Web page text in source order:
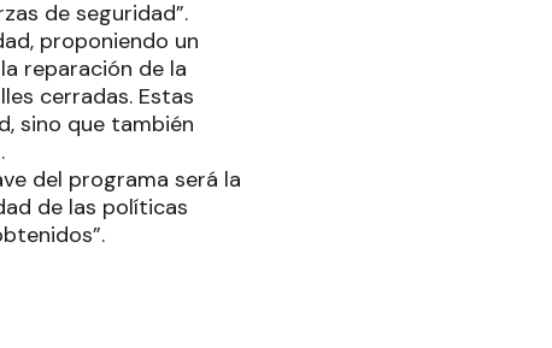
de seguridad”.
proponiendo un
reparación de la
cerradas. Estas
sino que también
del programa será la
de las políticas